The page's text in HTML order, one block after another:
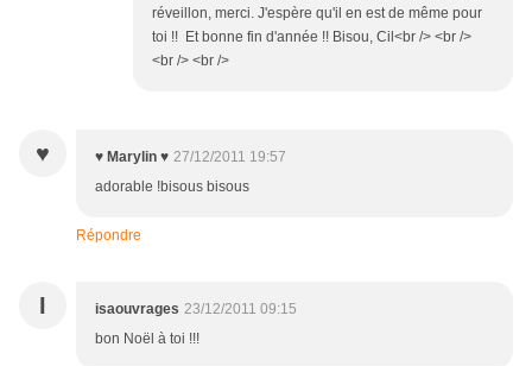
réveillon, merci. J'espère qu'il en est de même pour
toi !! Et bonne fin d'année !! Bisou, Cil<br /> <br />
<br /> <br />
♥ ♥ Marylin ♥ 27/12/2011 19:57
adorable !bisous bisous
Répondre
I isaouvrages 23/12/2011 09:15
bon Noël à toi !!!